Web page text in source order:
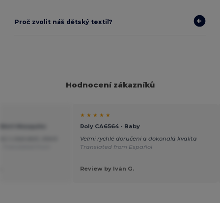
Proč zvolit náš dětský textil?
Hodnocení zákazníků
★ ★ ★ ★ ★
Roly CA6564 - Baby
Velmi rychlé doručení a dokonalá kvalita
Translated from Español
Review by Iván G.